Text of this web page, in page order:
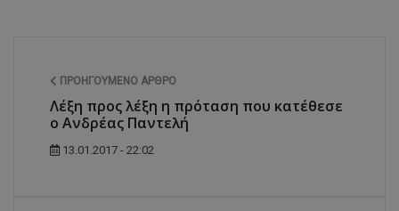
ΠΡΟΗΓΟΎΜΕΝΟ ΆΡΘΡΟ
Λέξη προς λέξη η πρόταση που κατέθεσε
ο Ανδρέας Παντελή
13.01.2017 - 22:02